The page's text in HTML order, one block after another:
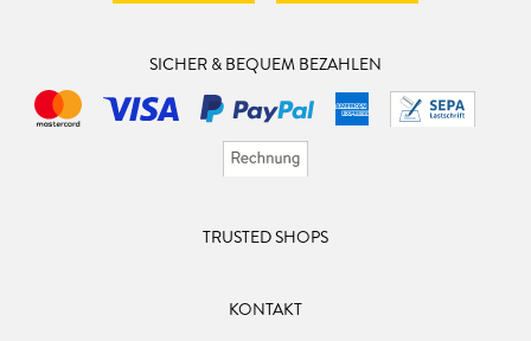
SICHER & BEQUEM BEZAHLEN
TRUSTED SHOPS
KONTAKT